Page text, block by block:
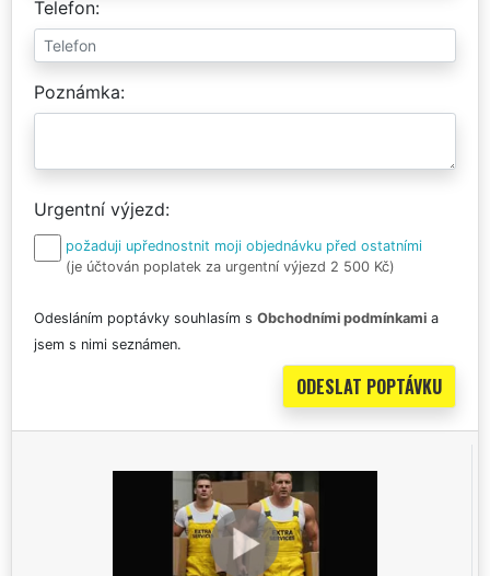
Telefon
Poznámka
Urgentní výjezd
požaduji upřednostnit moji objednávku před ostatními
(je účtován poplatek za urgentní výjezd 2 500 Kč)
Odesláním poptávky souhlasím s Obchodními podmínkami a
jsem s nimi seznámen.